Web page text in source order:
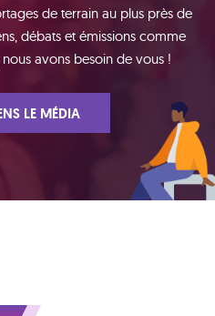
de terrain au plus près de
débats et émissions comme
avons besoin de vous !
LE MÉDIA